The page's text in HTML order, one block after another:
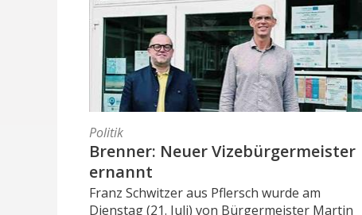
Politik
Brenner: Neuer Vizebürgermeister
ernannt
Franz Schwitzer aus Pflersch wurde am
Dienstag (21. Juli) von Bürgermeister Martin